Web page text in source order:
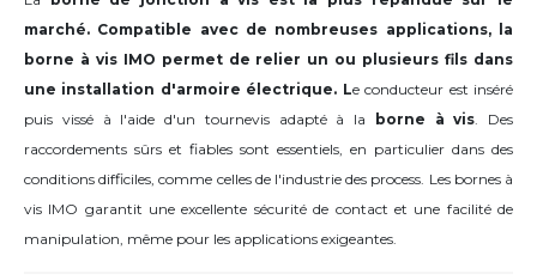
marché. Compatible avec de nombreuses applications, la
borne à vis IMO permet de relier un ou plusieurs fils dans
une installation d'armoire électrique. Le conducteur est inséré
puis vissé à l'aide d'un tournevis adapté à la
borne à vis. Des
raccordements sûrs et fiables sont essentiels, en particulier dans des
conditions difficiles, comme celles de l'industrie des process. Les bornes à
vis IMO garantit une excellente sécurité de contact et une facilité de
manipulation, même pour les applications exigeantes.